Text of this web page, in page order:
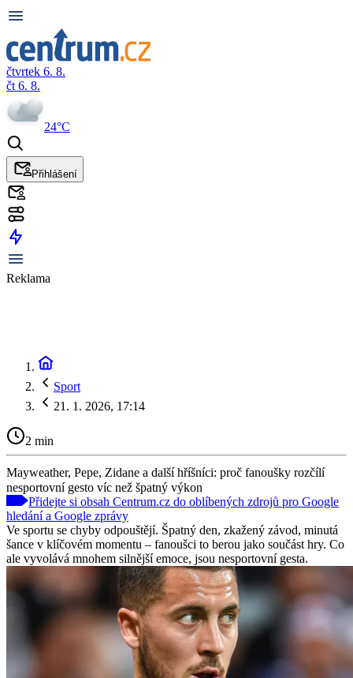
čtvrtek 6. 8.
čt 6. 8.
24°C
Přihlášení
Reklama
Sport
21. 1. 2026, 17:14
2 min
Mayweather, Pepe, Zidane a další hříšníci: proč fanoušky rozčílí
nesportovní gesto víc než špatný výkon
Přidejte si obsah Centrum.cz do oblíbených zdrojů pro Google
hledání a Google zprávy
Ve sportu se chyby odpouštějí. Špatný den, zkažený závod, minutá
šance v klíčovém momentu – fanoušci to berou jako součást hry. Co
ale vyvolává mnohem silnější emoce, jsou nesportovní gesta.